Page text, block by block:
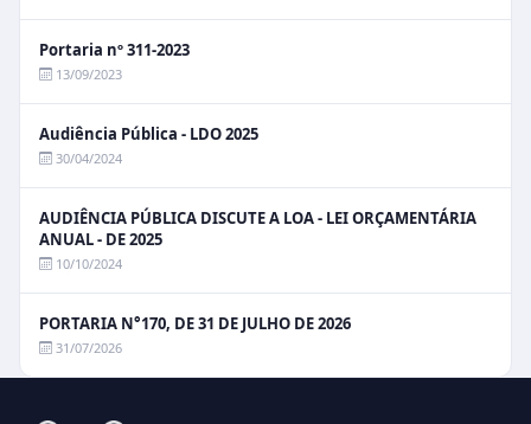
Portaria nº 311-2023
13/09/2023
Audiência Pública - LDO 2025
30/04/2024
AUDIÊNCIA PÚBLICA DISCUTE A LOA - LEI ORÇAMENTÁRIA
ANUAL - DE 2025
10/10/2024
PORTARIA N°170, DE 31 DE JULHO DE 2026
31/07/2026